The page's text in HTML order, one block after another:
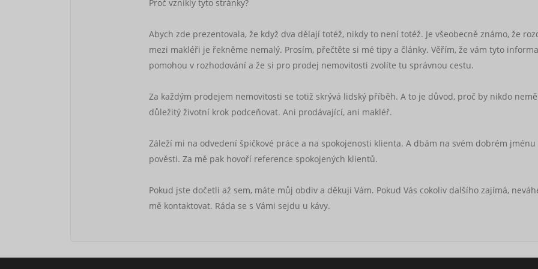
Proč vznikly tyto stránky?
Abych zde prezentovala, že když dva dělají totéž, nikdy to není totéž. Je všeobecně známo, že
mezi makléři je řekněme nemalý. Prosím, přečtěte si mé tipy a články. Věřím, že vám tyto
pomohou v rozhodování a že si pro prodej nemovitosti zvolíte tu správnou cestu.
Za každým prodejem nemovitosti se totiž skrývá lidský příběh. A to je důvod, proč by nikdo
důležitý životní krok podceňovat. Ani prodávající, ani makléř.
Záleží mi na odvedení špičkové práce a na spokojenosti klienta. A dbám na svém dobrém jménu
pověsti. Za mě pak hovoří reference spokojených klientů.
Pokud jste dočetli až sem, máte můj obdiv a děkuji Vám. Pokud Vás cokoliv dalšího zajímá,
mě kontaktovat. Ráda se s Vámi sejdu u kávy.